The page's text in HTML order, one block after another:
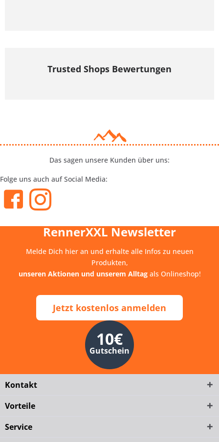
Trusted Shops Bewertungen
Das sagen unsere Kunden über uns:
Folge uns auch auf Social Media:
RennerXXL Newsletter
Melde Dich hier an und erhalte alle Infos zu neuen
Produkten,
unseren Aktionen und unserem Alltagals Onlineshop!
Jetzt kostenlos anmelden
10€
Gutschein
Kontakt
Vorteile
Service